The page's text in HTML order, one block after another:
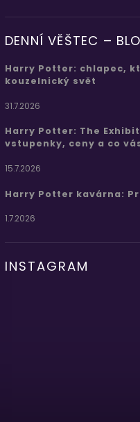
DENNÍ VĚŠTEC –
Harry Potter: chlapec,
kouzelnický svět
31.7.2026
Harry Potter: The
vstupenky, ceny a co
15.7.2026
Harry Potter kavárna:
1.7.2026
INSTAGRAM